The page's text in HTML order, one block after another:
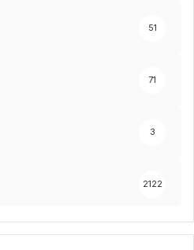
51
71
3
2122